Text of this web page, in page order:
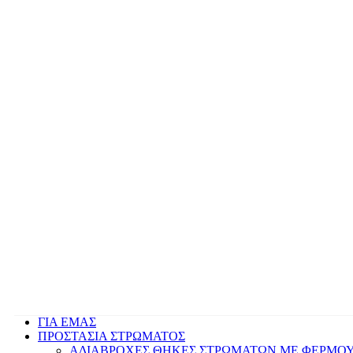
ΓΙΑ ΕΜΑΣ
ΠΡΟΣΤΑΣΙΑ ΣΤΡΩΜΑΤΟΣ
ΑΔΙΑΒΡΟΧΕΣ ΘΗΚΕΣ ΣΤΡΩΜΑΤΩΝ ΜΕ